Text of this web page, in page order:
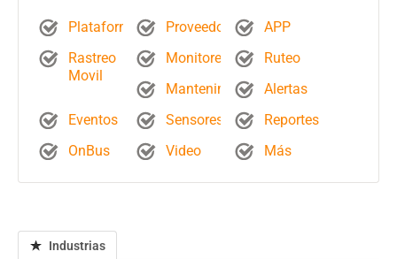
Plataforma Proveedores
APP
Rastreo
Movil
Monitoreo
Ruteo
MantenimientosAlertas
Eventos
Sensores
Reportes
OnBus
Video Más
Industrias